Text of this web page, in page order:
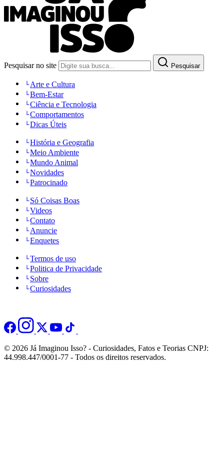
Pesquisar no site Pesquisar
Arte e Cultura
Bem-Estar
Ciência e Tecnologia
Comportamentos
Dicas Úteis
História e Geografia
Meio Ambiente
Mundo Animal
Novidades
Patrocinado
Só Coisas Boas
Videos
Contato
Anuncie
Enquetes
Termos de uso
Politica de Privacidade
Sobre
Curiosidades
© 2026 Já Imaginou Isso? - Curiosidades, Fatos e Teorias CNPJ:
44.998.447/0001-77 - Todos os direitos reservados.